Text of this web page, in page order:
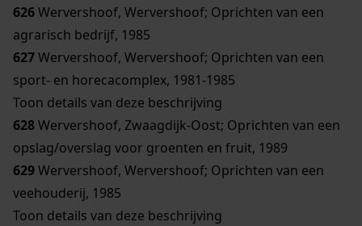
626Wervershoof, Wervershoof; Oprichten van een
agrarisch bedrijf, 1985
627Wervershoof, Wervershoof; Oprichten van een
sport- en horecacomplex, 1981-1985
Toon details van deze beschrijving
628Wervershoof, Zwaagdijk-Oost; Oprichten van een
opslag/overslag voor groenten en fruit, 1989
629Wervershoof, Wervershoof; Oprichten van een
veehouderij, 1985
Toon details van deze beschrijving